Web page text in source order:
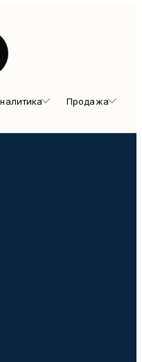
Продажа